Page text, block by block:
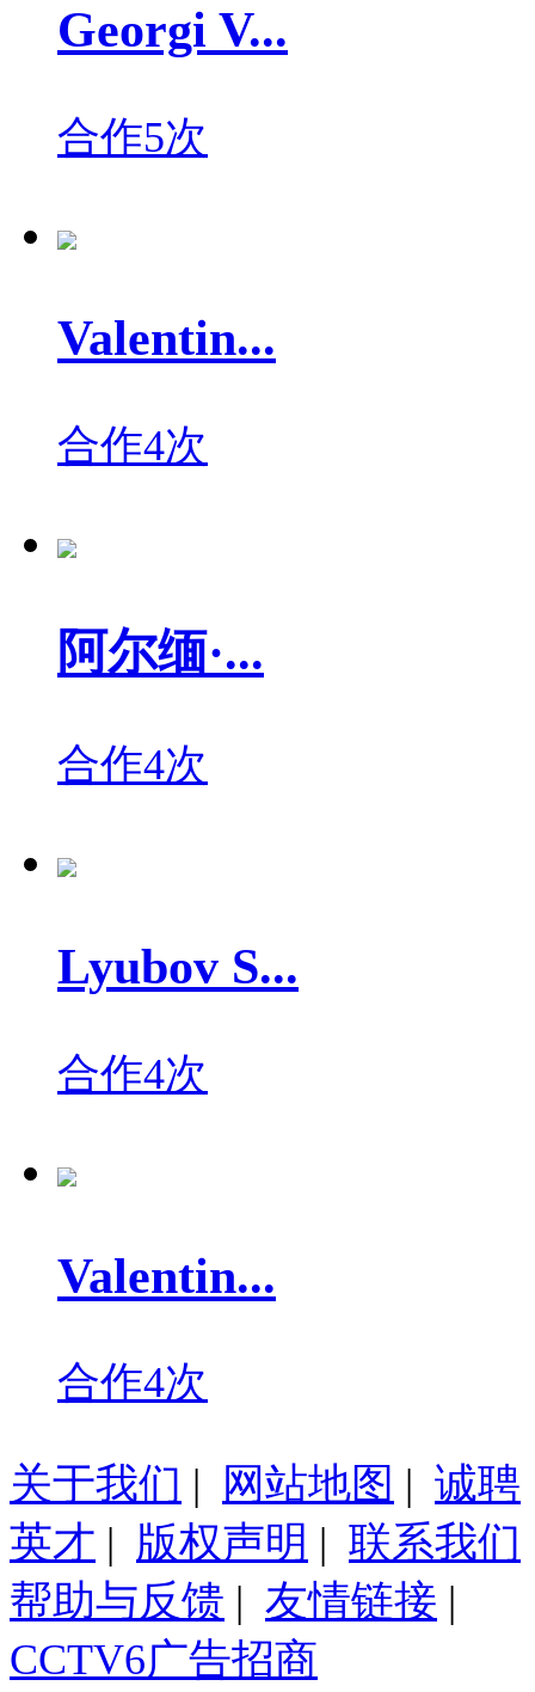
Georgi V...
合作5次
Valentin...
合作4次
阿尔缅·...
合作4次
Lyubov S...
合作4次
Valentin...
合作4次
关于我们 | 网站地图 | 诚聘
英才 | 版权声明 | 联系我们
帮助与反馈 | 友情链接 |
CCTV6广告招商